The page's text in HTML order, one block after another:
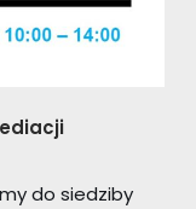
do siedziby